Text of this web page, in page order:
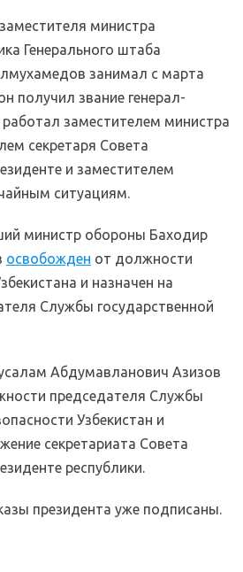
министра
Генерального штаба
занимал с марта
получил звание генерал-
заместителем министра
секретаря Совета
и заместителем
ситуациям.
министр обороны Баходир
освобожден от должности
и назначен на
Службы государственной
Абдумавланович Азизов
председателя Службы
Узбекистан и
секретариата Совета
республики.
президента уже подписаны.